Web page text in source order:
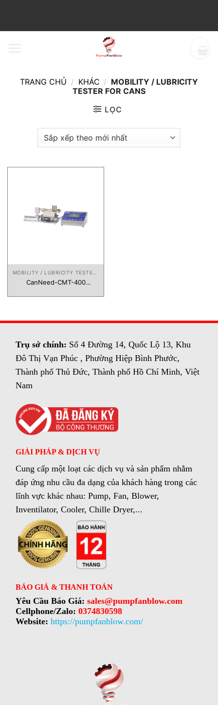
nội
TRANG CHỦ / KHÁC / MOBILITY / LUBRICITY
TESTER FOR CANS
LỌC
CanNeed-CMT-400
Trụ sở chính: Số 4 Đường 14, Quốc Lộ 13, Khu
Đô Thị Vạn Phúc , Phường Hiệp Bình Phước,
Thành phố Thủ Đức, Thành phố Hồ Chí Minh, Việt
Nam
GIẢI PHÁP & DỊCH VỤ
Cung cấp một loạt các dịch vụ và sản phẩm nhằm
đáp ứng nhu cầu đa dạng của khách hàng trong các
lĩnh vực khác nhau: Pump, Fan, Blower,
Inventilator, Cooler, Chille Dryer,...
BÁO GIÁ & THANH TOÁN
Yêu Cầu Báo Giá: sales@pumpfanblow.com
Cellphone/Zalo: 0374830598
Website:https://pumpfanblow.com/